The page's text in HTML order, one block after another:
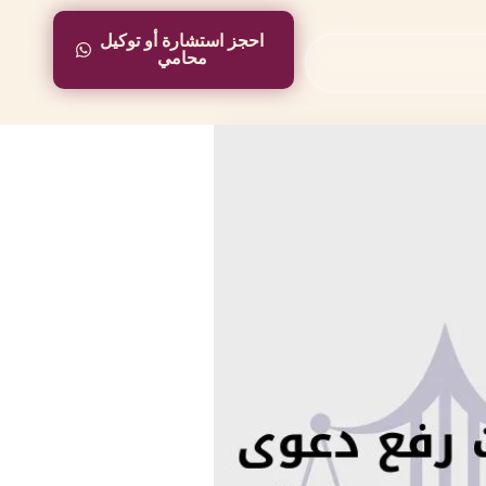
احجز استشارة أو توكيل
محامي
احجز استشارة أو توكيل
محامي